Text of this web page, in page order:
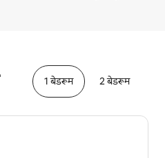
1 बेडरूम 2 बेडरूम